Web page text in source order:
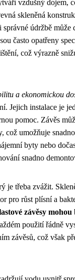
vzdušný dojem,
skleněná
údržbě může
často opatřeny
což výrazně
a ekonomickou
Jejich instalace je
pomoc. Závěs
což umožňuje
byty nebo
snadno
je třeba zvážit.
pro růst plísní a
závěsy
použití řádně
závěsů, což však